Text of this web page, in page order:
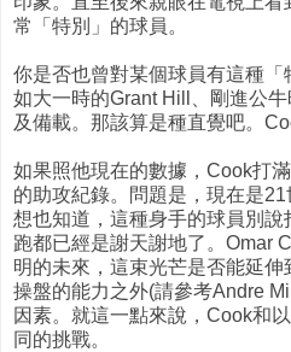
常「特別」的球員。
你是否也曾對某個球員有這種「
如大一時的Grant Hill、剛進公
及備載。那該算是種直覺吧。
如果照他現在的數據，Cook打
的助攻紀錄。問題是，現在是
想也知道，這種身手的球員別
跑都已經是謝天謝地了。Omar
明的未來，這束光芒是否能延
操盤的能力之外(請參考Andre
因素。就這一點來說，Cook和
同的挑戰。